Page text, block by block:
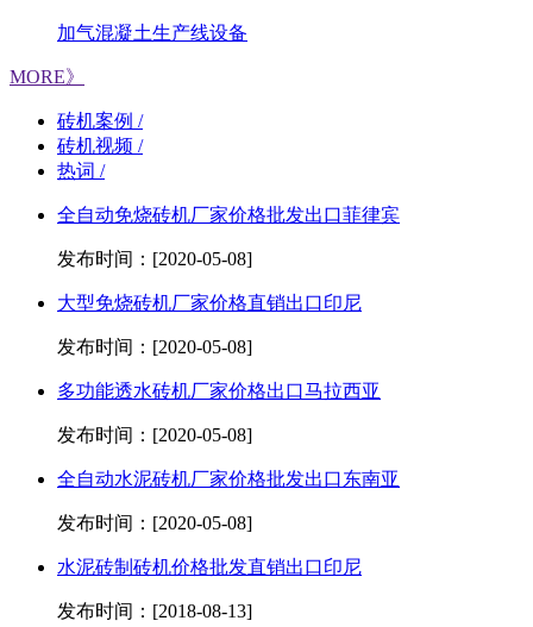
加气混凝土生产线设备
MORE》
砖机案例 /
砖机视频 /
热词 /
全自动免烧砖机厂家价格批发出口菲律宾
发布时间：[2020-05-08]
大型免烧砖机厂家价格直销出口印尼
发布时间：[2020-05-08]
多功能透水砖机厂家价格出口马拉西亚
发布时间：[2020-05-08]
全自动水泥砖机厂家价格批发出口东南亚
发布时间：[2020-05-08]
水泥砖制砖机价格批发直销出口印尼
发布时间：[2018-08-13]